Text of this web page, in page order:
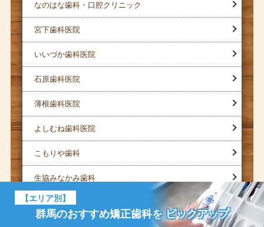
【エリア別】
群馬のおすすめ矯正歯科を ピックアップ
なのはな歯科・口腔クリニック
宮下歯科医院
いいづか歯科医院
石原歯科医院
薄根歯科医院
よしむね歯科医院
こもりや歯科
生協みなかみ歯科
山田歯科クリニック